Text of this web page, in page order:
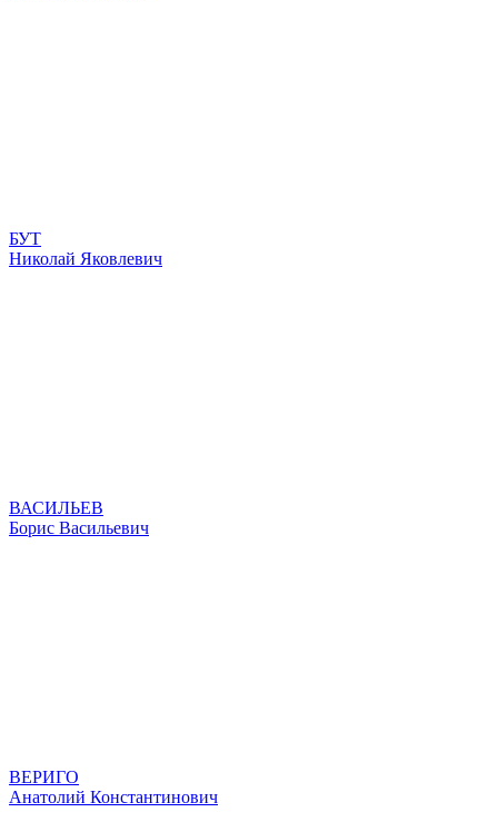
БУТ
Николай Яковлевич
ВАСИЛЬЕВ
Борис Васильевич
ВЕРИГО
Анатолий Константинович